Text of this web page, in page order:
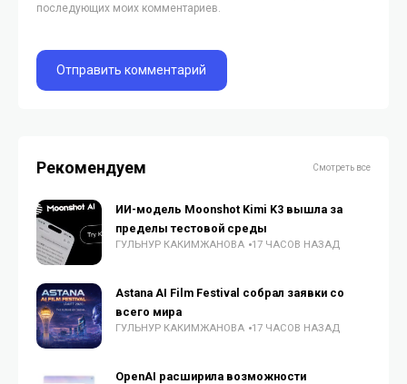
последующих моих комментариев.
Рекомендуем Смотреть все
ИИ-модель Moonshot Kimi K3 вышла за
пределы тестовой среды
ГУЛЬНУР КАКИМЖАНОВА 17 ЧАСОВ НАЗАД
Astana AI Film Festival собрал заявки со
всего мира
ГУЛЬНУР КАКИМЖАНОВА 17 ЧАСОВ НАЗАД
OpenAI расширила возможности